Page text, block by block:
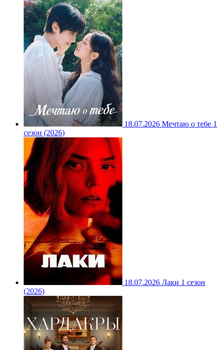
18.07.2026 Мечтаю о тебе 1
сезон (2026)
18.07.2026 Лаки 1 сезон
(2026)